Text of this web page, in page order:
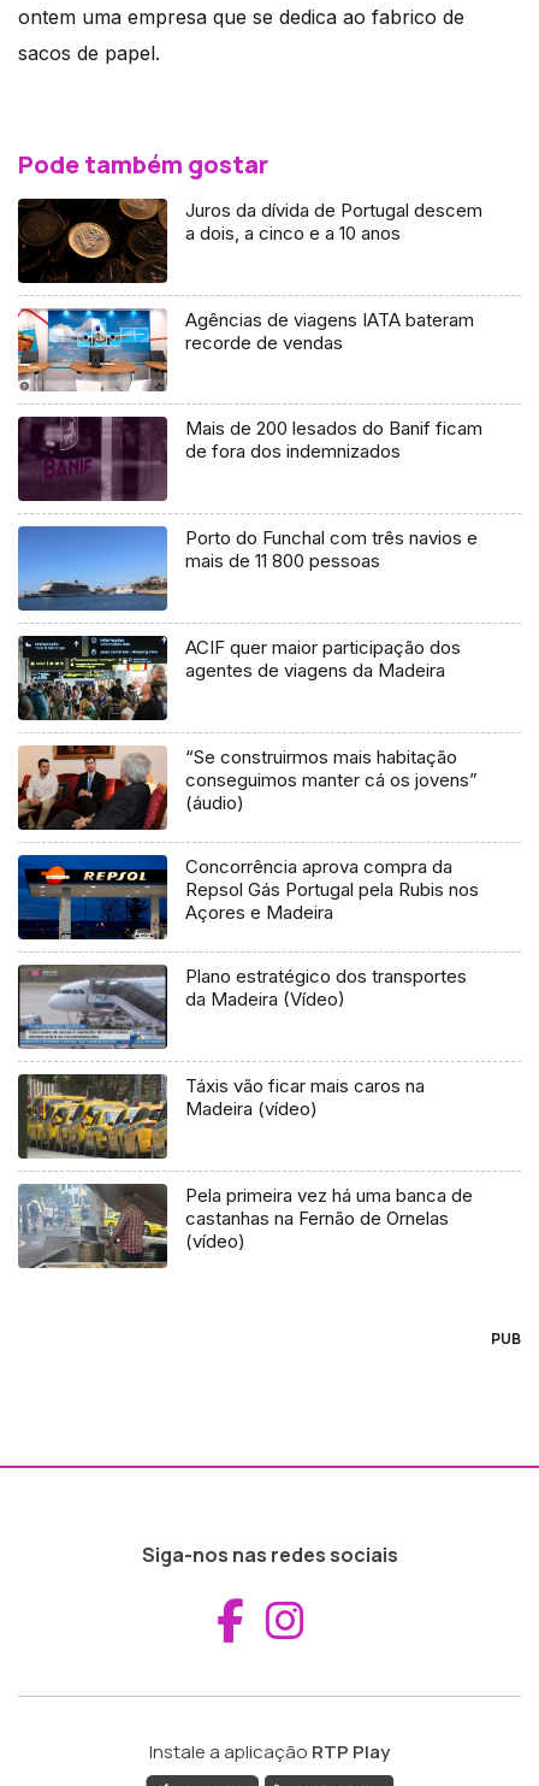
ontem uma empresa que se dedica ao fabrico de
sacos de papel.
Pode também gostar
Juros da dívida de Portugal descem
a dois, a cinco e a 10 anos
Agências de viagens IATA bateram
recorde de vendas
Mais de 200 lesados do Banif ficam
de fora dos indemnizados
Porto do Funchal com três navios e
mais de 11 800 pessoas
ACIF quer maior participação dos
agentes de viagens da Madeira
“Se construirmos mais habitação
conseguimos manter cá os jovens”
(áudio)
Concorrência aprova compra da
Repsol Gás Portugal pela Rubis nos
Açores e Madeira
Plano estratégico dos transportes
da Madeira (Vídeo)
Táxis vão ficar mais caros na
Madeira (vídeo)
Pela primeira vez há uma banca de
castanhas na Fernão de Ornelas
(vídeo)
PUB
Siga-nos nas redes sociais
Aceder ao
Instale a aplicação RTP Play